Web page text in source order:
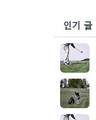
인기 글